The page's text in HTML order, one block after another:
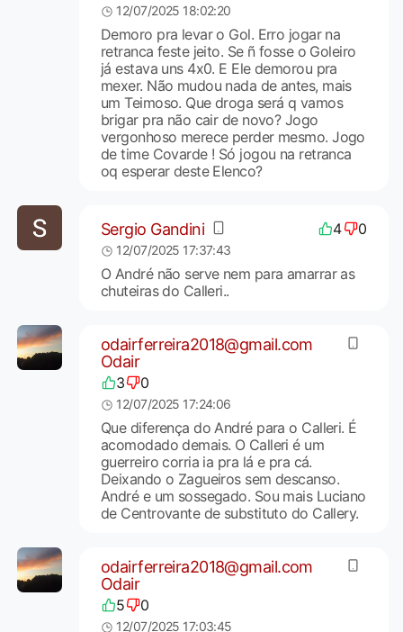
12/07/2025 18:02:20
Demoro pra levar o Gol. Erro jogar na
retranca feste jeito. Se ñ fosse o Goleiro
já estava uns 4x0. E Ele demorou pra
mexer. Não mudou nada de antes, mais
um Teimoso. Que droga será q vamos
brigar pra não cair de novo? Jogo
vergonhoso merece perder mesmo. Jogo
de time Covarde ! Só jogou na retranca
oq esperar deste Elenco?
Sergio Gandini 4 0
12/07/2025 17:37:43
O André não serve nem para amarrar as
chuteiras do Calleri..
odairferreira2018@gmail.com
Odair
3 0
12/07/2025 17:24:06
Que diferença do André para o Calleri. É
acomodado demais. O Calleri é um
guerreiro corria ia pra lá e pra cá.
Deixando o Zagueiros sem descanso.
André e um sossegado. Sou mais Luciano
de Centrovante de substituto do Callery.
odairferreira2018@gmail.com
Odair
5 0
12/07/2025 17:03:45